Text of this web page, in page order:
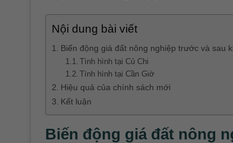
Nội dung bài viết
Biến động giá đất nông nghiệp trước và sau
Tình hình tại Củ Chi
Tình hình tại Cần Giờ
Hiệu quả của chính sách mới
Kết luận
Biến động giá đất nông